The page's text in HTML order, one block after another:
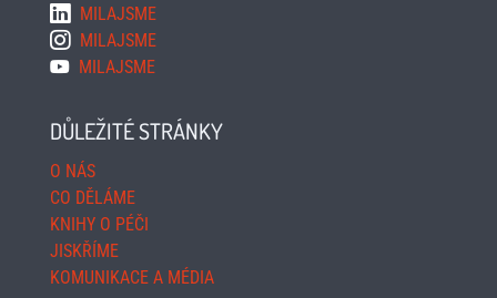
MILAJSME
MILAJSME
MILAJSME
DŮLEŽITÉ STRÁNKY
O NÁS
CO DĚLÁME
KNIHY O PÉČI
JISKŘÍME
KOMUNIKACE A MÉDIA